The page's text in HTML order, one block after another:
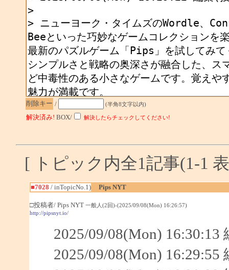
削除キー / (半角8文字以内)
解決済み! BOX/ 解決したらチェックしてください!
[ トピック内全1記事(1-1
■7028 / inTopicNo.1) Pips NYT
□投稿者/ Pips NYT 一般人(2回)-(2025/09/08(Mon) 16:26:57)
http://pipsnyt.io/
2025/09/08(Mon) 16:30:13
2025/09/08(Mon) 16:29:55